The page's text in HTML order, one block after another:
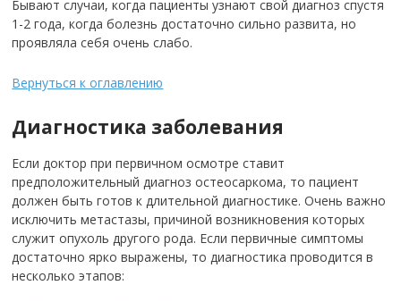
Бывают случаи, когда пациенты узнают свой диагноз спустя
1-2 года, когда болезнь достаточно сильно развита, но
проявляла себя очень слабо.
Вернуться к оглавлению
Диагностика заболевания
Если доктор при первичном осмотре ставит
предположительный диагноз остеосаркома, то пациент
должен быть готов к длительной диагностике. Очень важно
исключить метастазы, причиной возникновения которых
служит опухоль другого рода. Если первичные симптомы
достаточно ярко выражены, то диагностика проводится в
несколько этапов: